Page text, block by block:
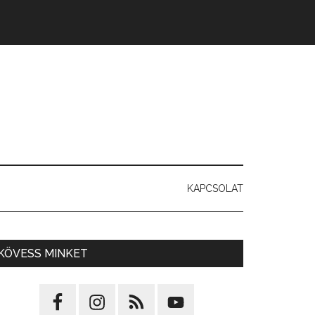
KAPCSOLAT
MINKET